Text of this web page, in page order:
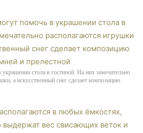
стола в гостиной. На них замечательно
а искусственный снег сделает композицию